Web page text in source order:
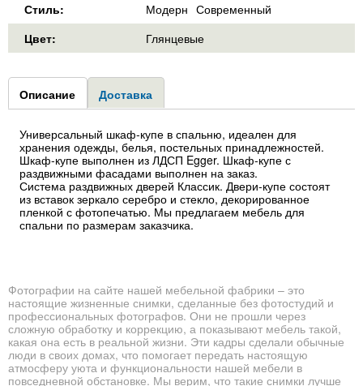
Стиль:
Модерн Современный
Цвет:
Глянцевые
Group1
Описание (активная
вкладка)
Доставка
Универсальный шкаф-купе в спальню, идеален для
хранения одежды, белья, постельных принадлежностей.
Шкаф-купе выполнен из ЛДСП Egger. Шкаф-купе с
раздвижными фасадами выполнен на заказ.
Система раздвижных дверей Классик. Двери-купе состоят
из вставок зеркало серебро и стекло, декорированное
пленкой с фотопечатью. Мы предлагаем мебель для
спальни по размерам заказчика.
Фотографии на сайте нашей мебельной фабрики – это
настоящие жизненные снимки, сделанные без фотостудий и
профессиональных фотографов. Они не прошли через
сложную обработку и коррекцию, а показывают мебель такой,
какая она есть в реальной жизни. Эти кадры сделали обычные
люди в своих домах, что помогает передать настоящую
атмосферу уюта и функциональности нашей мебели в
повседневной обстановке. Мы верим, что такие снимки лучше